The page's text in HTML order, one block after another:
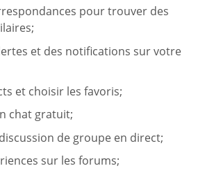
pour trouver des
et des notifications sur votre
et choisir les favoris;
chat gratuit;
de groupe en direct;
sur les forums;